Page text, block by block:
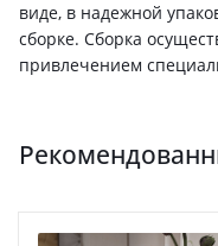
виде, в надежной
сборке. Сборка
привлечением